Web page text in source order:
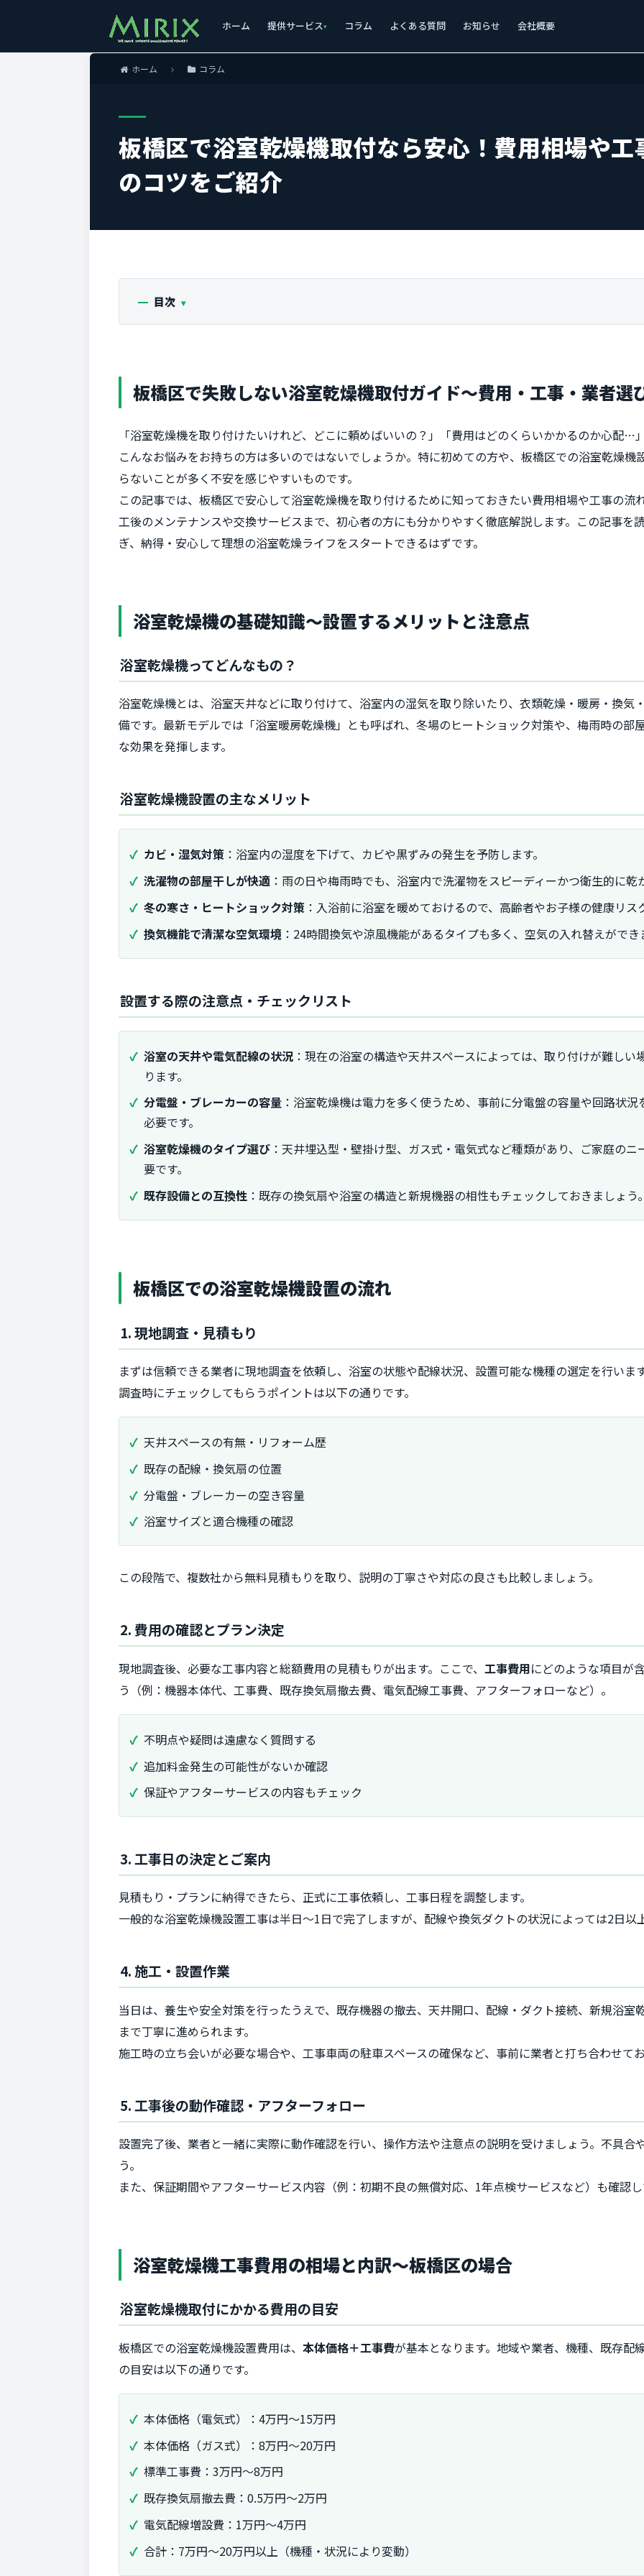
ホーム 提供サービス コラム よくある質問 お知らせ 会社概要
ホーム コラム
板橋区で浴室乾燥機取付なら安心！費用相場や
のコツをご紹介
目次
板橋区で失敗しない浴室乾燥機取付ガイド〜費用・工事・業者選
「浴室乾燥機を取り付けたいけれど、どこに頼めばいいの？」「費用はどのくらいかかるのか心配…
こんなお悩みをお持ちの方は多いのではないでしょうか。特に初めての方や、板橋区での浴室乾燥機
らないことが多く不安を感じやすいものです。
この記事では、板橋区で安心して浴室乾燥機を取り付けるために知っておきたい費用相場や工事の流
工後のメンテナンスや交換サービスまで、初心者の方にも分かりやすく徹底解説します。この記事を
ぎ、納得・安心して理想の浴室乾燥ライフをスタートできるはずです。
浴室乾燥機の基礎知識〜設置するメリットと注意点
浴室乾燥機ってどんなもの？
浴室乾燥機とは、浴室天井などに取り付けて、浴室内の湿気を取り除いたり、衣類乾燥・暖房・換気
備です。最新モデルでは「浴室暖房乾燥機」とも呼ばれ、冬場のヒートショック対策や、梅雨時の部
な効果を発揮します。
浴室乾燥機設置の主なメリット
カビ・湿気対策 ：浴室内の湿度を下げて、カビや黒ずみの発生を予防します。
洗濯物の部屋干しが快適 ：雨の日や梅雨時でも、浴室内で洗濯物をスピーディーかつ衛生的に乾
冬の寒さ・ヒートショック対策 ：入浴前に浴室を暖めておけるので、高齢者やお子様の健康リス
換気機能で清潔な空気環境 ：24時間換気や涼風機能があるタイプも多く、空気の入れ替えができ
設置する際の注意点・チェックリスト
浴室の天井や電気配線の状況 ：現在の浴室の構造や天井スペースによっては、取り付けが難し
ります。
分電盤・ブレーカーの容量 ：浴室乾燥機は電力を多く使うため、事前に分電盤の容量や回路状
必要です。
浴室乾燥機のタイプ選び ：天井埋込型・壁掛け型、ガス式・電気式など種類があり、ご家庭の
要です。
既存設備との互換性 ：既存の換気扇や浴室の構造と新規機器の相性もチェックしておきましょう
板橋区での浴室乾燥機設置の流れ
1. 現地調査・見積もり
まずは信頼できる業者に現地調査を依頼し、浴室の状態や配線状況、設置可能な機種の選定を行いま
調査時にチェックしてもらうポイントは以下の通りです。
天井スペースの有無・リフォーム歴
既存の配線・換気扇の位置
分電盤・ブレーカーの空き容量
浴室サイズと適合機種の確認
この段階で、複数社から無料見積もりを取り、説明の丁寧さや対応の良さも比較しましょう。
2. 費用の確認とプラン決定
現地調査後、必要な工事内容と総額費用の見積もりが出ます。ここで、 工事費用にどのような項目が
う（例：機器本体代、工事費、既存換気扇撤去費、電気配線工事費、アフターフォローなど）。
不明点や疑問は遠慮なく質問する
追加料金発生の可能性がないか確認
保証やアフターサービスの内容もチェック
3. 工事日の決定とご案内
見積もり・プランに納得できたら、正式に工事依頼し、工事日程を調整します。
一般的な浴室乾燥機設置工事は半日〜1日で完了しますが、配線や換気ダクトの状況によっては2日以
4. 施工・設置作業
当日は、養生や安全対策を行ったうえで、既存機器の撤去、天井開口、配線・ダクト接続、新規浴室
まで丁寧に進められます。
施工時の立ち会いが必要な場合や、工事車両の駐車スペースの確保など、事前に業者と打ち合わせて
5. 工事後の動作確認・アフターフォロー
設置完了後、業者と一緒に実際に動作確認を行い、操作方法や注意点の説明を受けましょう。不具合
う。
また、保証期間やアフターサービス内容（例：初期不良の無償対応、1年点検サービスなど）も確認
浴室乾燥機工事費用の相場と内訳〜板橋区の場合
浴室乾燥機取付にかかる費用の目安
板橋区での浴室乾燥機設置費用は、 本体価格＋工事費が基本となります。地域や業者、機種、既存配
の目安は以下の通りです。
本体価格（電気式）：4万円〜15万円
本体価格（ガス式）：8万円〜20万円
標準工事費：3万円〜8万円
既存換気扇撤去費：0.5万円〜2万円
電気配線増設費：1万円〜4万円
合計：7万円〜20万円以上（機種・状況により変動）